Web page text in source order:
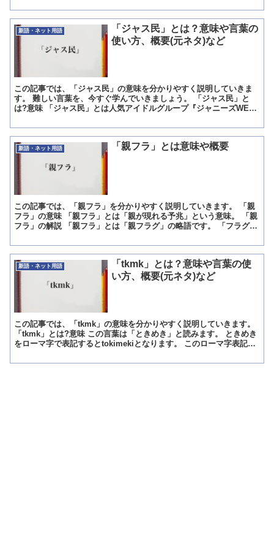
新語・ネット用語
「ジャス民」とは？意味や言葉の
使い方、概要(元ネタ)など
この記事では、「ジャス民」の意味を分かりやすく説明していきま
す。 難しい言葉を、今すぐ学んでいきましょう。 「ジャス民」と
は?意味 「ジャス民」とは人気アイドルグループ『ジャニーズWEST
新語・ネット用語 「親フラ」とは意味や概要
この記事では、「親フラ」を分かりやすく説明していきます。 「親
フラ」の意味 「親フラ」とは「親が現れる予兆」という意味。 「親
フラ」の解説 「親フラ」とは「親フラグ」の略語です。 「フラグが
新語・ネット用語
「tkmk」とは？意味や言葉の使
い方、概要(元ネタ)など
この記事では、「tkmk」の意味を分かりやすく説明していきます。
「tkmk」とは?意味 この言葉は「ときめき」と読みます。 ときめき
をローマ字で表記するとtokimekiとなります。 このローマ字表記の